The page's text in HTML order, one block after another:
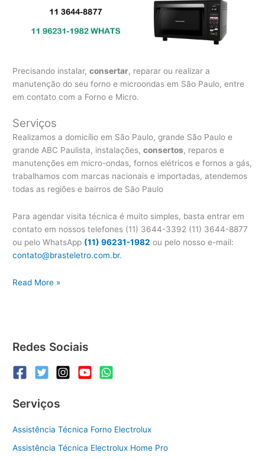
Precisando instalar,consertar, reparar ou realizar a
manutenção do seu forno e microondas em São Paulo, entre
em contato com a Forno e Micro.
Serviços
Realizamos a domicílio em São Paulo, grande São Paulo e
grande ABC Paulista, instalações,consertos, reparos e
manutenções em micro-ondas, fornos elétricos e fornos a gás,
trabalhamos com marcas nacionais e importadas, atendemos
todas as regiões e bairros de São Paulo
Para agendar visita técnica é muito simples, basta entrar em
contato em nossos telefones (11) 3644-3392 (11) 3644-8877
ou pelo WhatsApp (11) 96231-1982 ou pelo nosso e-mail:
contato@brasteletro.com.br.
Conserto
Read More »
Redes Sociais
Serviços
Assistência Técnica Forno Electrolux
Assistência Técnica Electrolux Home Pro